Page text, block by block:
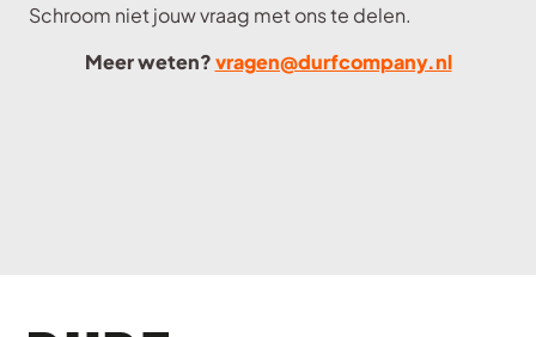
Schroom niet jouw vraag met ons te delen.
Meer weten?vragen@durfcompany.nl